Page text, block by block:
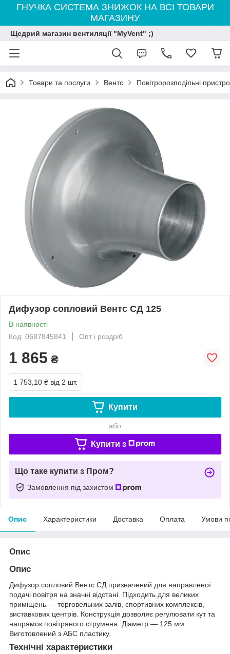
ГНУЧКА СИСТЕМА ЗНИЖОК НА ВСІ ТОВАРИ
МАГАЗИНУ
Щедрий магазин вентиляції "MyVent" ;)
Товари та послуги Вентс Повітророзподільні
Дифузор сопловий Вентс СД 125
В наявності
Код: 0687845841
Опт і роздріб
1 865 ₴
1 753,10 ₴ від 2 шт.
Купити
або
Купити з
Що таке купити з Пром?
Замовлення під захистом
Опис Характеристики Доставка Оплата Умови
Опис
Опис
Дифузор сопловий Вентс СД призначений для направленої
подачі повітря на значні відстані. Підходить для великих
приміщень — торговельних залів, спортивних комплексів,
виставкових центрів. Конструкція дозволяє регулювати кут та
напрямок повітряного струменя. Діаметр — 125 мм.
Виготовлений з АБС пластику.
Технічні характеристики